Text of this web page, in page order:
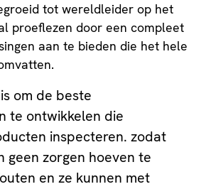
tot wereldleider op het
proeflezen door een compleet
aan te bieden die het hele
om de beste
te ontwikkelen die
inspecteren. zodat
geen zorgen hoeven te
en ze kunnen met